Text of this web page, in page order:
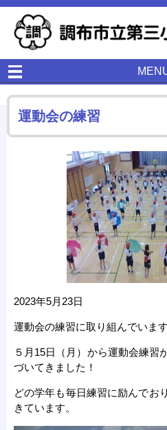
運動会の練習
2023年5月23日
運動会の練習に取り組んでいます
５月15日（月）から運動会練習
づいてきました！
どの学年も毎日練習に励んでお
きています。